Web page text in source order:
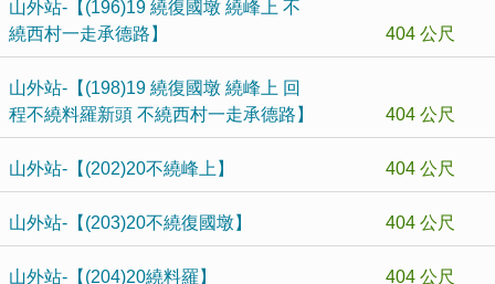
山外站-【(196)19 繞復國墩 繞峰上 不
繞西村一走承德路】
404 公尺
山外站-【(198)19 繞復國墩 繞峰上 回
程不繞料羅新頭 不繞西村一走承德路】
404 公尺
山外站-【(202)20不繞峰上】 404 公尺
山外站-【(203)20不繞復國墩】 404 公尺
山外站-【(204)20繞料羅】 404 公尺